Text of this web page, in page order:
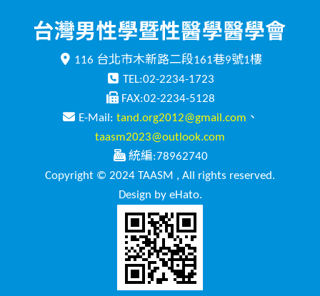
116 台北市木新路二段161巷9號1樓
TEL:02-2234-1723
FAX:02-2234-5128
E-Mail: tand.org2012@gmail.com 、
taasm2023@outlook.com
統編:78962740
Copyright © 2024 TAASM , All rights reserved.
Design by eHato.